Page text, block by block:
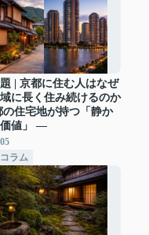
| 京都に住む人はなぜ
に長く住み続けるのか
住宅地が持つ「静か
値」 ―
ラム